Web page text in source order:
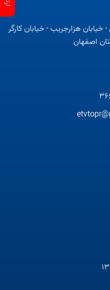
هزارجریب - خیابان کارگر
اصفهان